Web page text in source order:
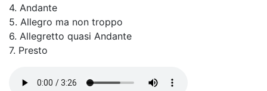
4. Andante
5. Allegro ma non troppo
6. Allegretto quasi Andante
7. Presto